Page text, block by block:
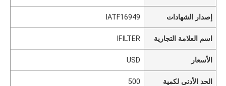
إصدار الشهادات IATF16949
اسم العلامة التجارية IFILTER
الأسعار USD
الحد الأدنى لكمية 500